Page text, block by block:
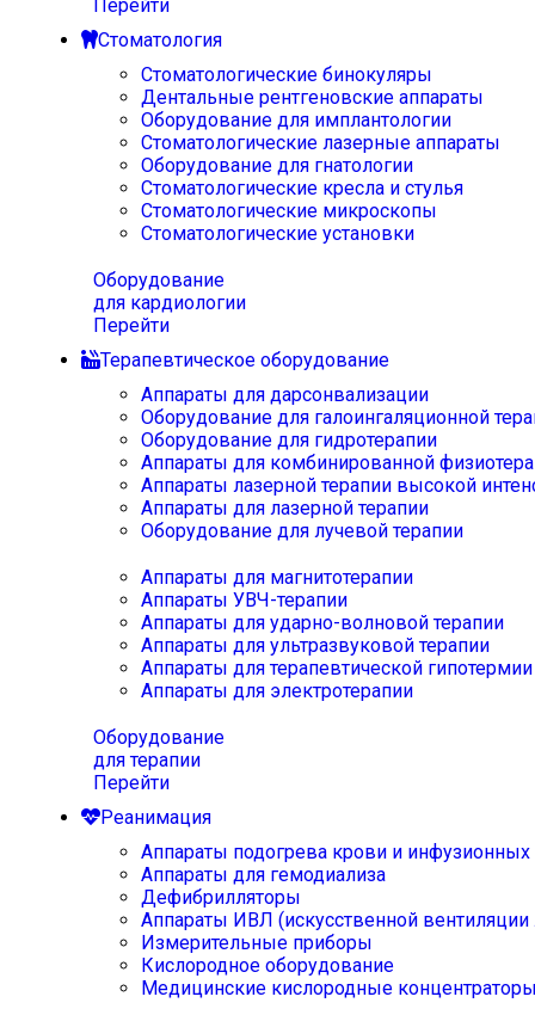
Перейти
Стоматология
Стоматологические бинокуляры
Дентальные рентгеновские аппараты
Оборудование для имплантологии
Стоматологические лазерные аппараты
Оборудование для гнатологии
Стоматологические кресла и стулья
Стоматологические микроскопы
Стоматологические установки
Оборудование
для кардиологии
Перейти
Терапевтическое оборудование
Аппараты для дарсонвализации
Оборудование для галоингаляционной
Оборудование для гидротерапии
Аппараты для комбинированной
Аппараты лазерной терапии высокой
Аппараты для лазерной терапии
Оборудование для лучевой терапии
Аппараты для магнитотерапии
Аппараты УВЧ-терапии
Аппараты для ударно-волновой терапии
Аппараты для ультразвуковой терапии
Аппараты для терапевтической
Аппараты для электротерапии
Оборудование
для терапии
Перейти
Реанимация
Аппараты подогрева крови и инфузионных
Аппараты для гемодиализа
Дефибрилляторы
Аппараты ИВЛ (искусственной вентиляции
Измерительные приборы
Кислородное оборудование
Медицинские кислородные